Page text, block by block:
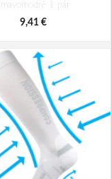
tmavomodré 1 pár
9,41 €